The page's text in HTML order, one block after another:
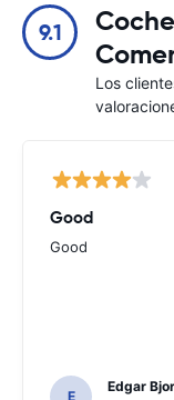
9.1
Los
Good
Good
E
Edgar